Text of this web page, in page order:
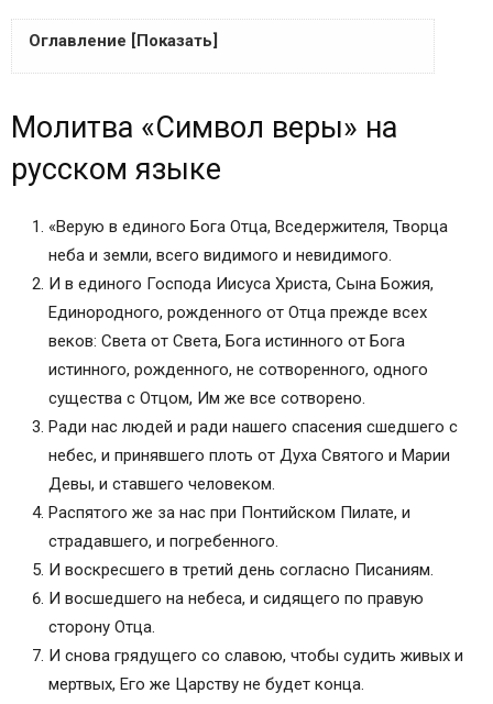
Оглавление [Показать]
Молитва «Символ веры» по-церковнославянски
Сохранить молитвы в социальных сетях:
Важность Символа веры
Молитва Символа веры
Молитва символ веры текст на церковно-
славянском языке
Молитва символ веры текст на русском языке
Текст молитвы Символ веры с ударениями
Молитва Символ веры
Авторизуйтесь
Символ веры. Молитвы.
Текст молитвы Символ веры с ударениями
Молитва Спиридону Тримифунтскому о работе
Молитва Ксении Петербургской о семейной и
бытовой нужде
Добавить комментарий Отменить ответ
Чудотворная молитва сила веры
Православная молитва Верую — сила веры для
каждого христианина
Молитва «Символ веры» на
русском языке
«Верую в единого Бога Отца, Вседержителя, Творца
неба и земли, всего видимого и невидимого.
И в единого Господа Иисуса Христа, Сына Божия,
Единородного, рожденного от Отца прежде всех
веков: Света от Света, Бога истинного от Бога
истинного, рожденного, не сотворенного, одного
существа с Отцом, Им же все сотворено.
Ради нас людей и ради нашего спасения сшедшего с
небес, и принявшего плоть от Духа Святого и Марии
Девы, и ставшего человеком.
Распятого же за нас при Понтийском Пилате, и
страдавшего, и погребенного.
И воскресшего в третий день согласно Писаниям.
И восшедшего на небеса, и сидящего по правую
сторону Отца.
И снова грядущего со славою, чтобы судить живых и
мертвых, Его же Царству не будет конца.